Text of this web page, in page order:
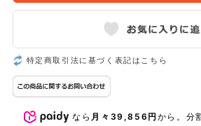
特定商取引法に基づく表記はこちら
なら 月々39,856円から。分